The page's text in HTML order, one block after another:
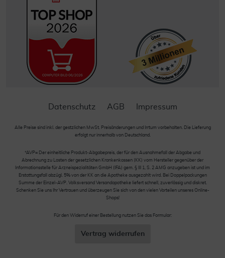
Datenschutz AGB Impressum
Alle Preise sind inkl. der gestzlichen MwSt. Preisänderungen und Irrtum vorbehalten. Die Lieferung
erfolgt nur innerhalb von Deutschland.
*AVP= Der einheitliche Produkt-Abgabepreis, der für den Ausnahmefall der Abgabe und
Abrechnung zu Lasten der gesetzlichen Krankenkassen (KK) vom Hersteller gegenüber der
Informationsstelle für Arzneispezialitäten GmbH (IFA) gem. § III 1, S. 2 AMG anzugeben ist und im
Erstattungsfall abzügl. 5% von der KK an die Apotheke ausgezahlt wird. Bei Doppelpackungen
Summe der Einzel-AVP. Volksversand Versandapotheke liefert schnell, zuverlässig und diskret.
Schenken Sie uns Ihr Vertrauen und überzeugen Sie sich von den vielen Vorteilen unseres Online-
Shops!
Für den Widerruf einer Bestellung nutzen Sie das Formular:
Vertrag widerrufen